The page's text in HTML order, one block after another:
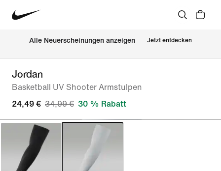
Alle Neuerscheinungen anzeigen Jetzt entdecken
Jordan
Basketball UV Shooter Armstulpen
24,49 € 34,99 € 30 % Rabatt